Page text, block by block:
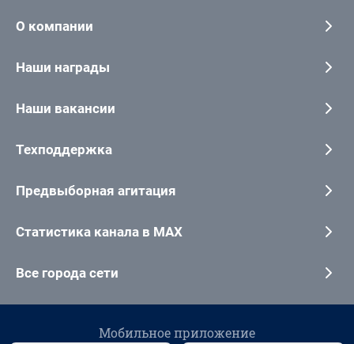
О компании
Наши награды
Наши вакансии
Техподдержка
Предвыборная агитация
Статистика канала в MAX
Все города сети
Мобильное приложение